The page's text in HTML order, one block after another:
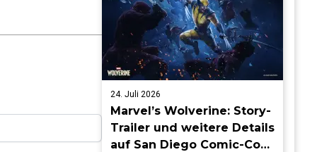
24. Juli 2026
Marvel’s Wolverine: Story-
Trailer und weitere Details
auf San Diego Comic-Con